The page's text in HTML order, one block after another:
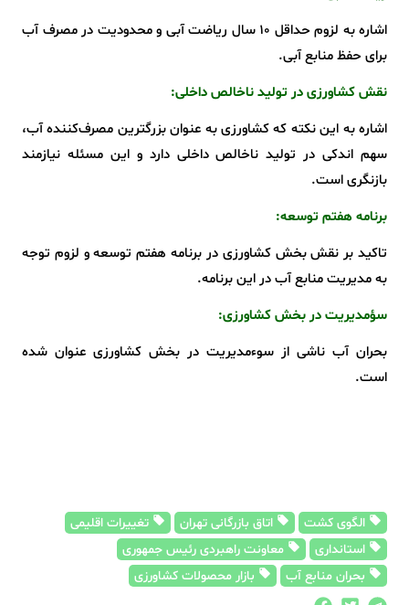
اشاره به لزوم حداقل 10 سال ریاضت آبی و محدودیت در مصرف آب
برای حفظ منابع آبی.
نقش کشاورزی در تولید ناخالص داخلی:
اشاره به این نکته که کشاورزی به عنوان بزرگترین مصرف‌کننده آب،
سهم اندکی در تولید ناخالص داخلی دارد و این مسئله نیازمند
بازنگری است.
برنامه هفتم توسعه:
تاکید بر نقش بخش کشاورزی در برنامه هفتم توسعه و لزوم توجه
به مدیریت منابع آب در این برنامه.
سؤمدیریت در بخش کشاورزی:
بحران آب ناشی از سوءمدیریت در بخش کشاورزی عنوان شده
است.
الگوی کشت اتاق بازرگانی تهران
تغییرات اقلیمی
استانداری
معاونت راهبردی رئیس جمهوری
بحران منابع آب
بازار محصولات کشاورزی